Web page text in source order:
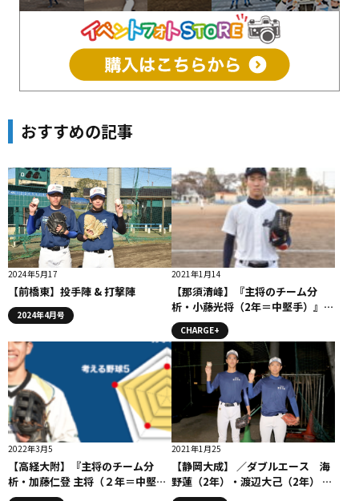
おすすめの記事
2024年5月17
【前橋東】投手陣 & 打撃陣
2024年4月号
2021年1月14
【那須清峰】『主将のチーム分
析・小藤光将（2年＝中堅手）』コ
ラム #那須清峰
CHARGE+
2022年3月5
【高経大附】『主将のチーム分
析・加藤仁登 主将（２年＝中堅
手）』コラム #高経大附
2021年1月25
【静岡大成】 ／ダブルエース 海
野蓮（2年）・渡辺大己（2年） ＃
静岡大成